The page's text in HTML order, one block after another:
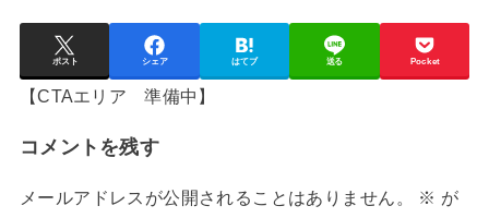
ポスト シェア はてブ 送る Pocket
【CTAエリア 準備中】
コメントを残す
メールアドレスが公開されることはありません。 ※ が